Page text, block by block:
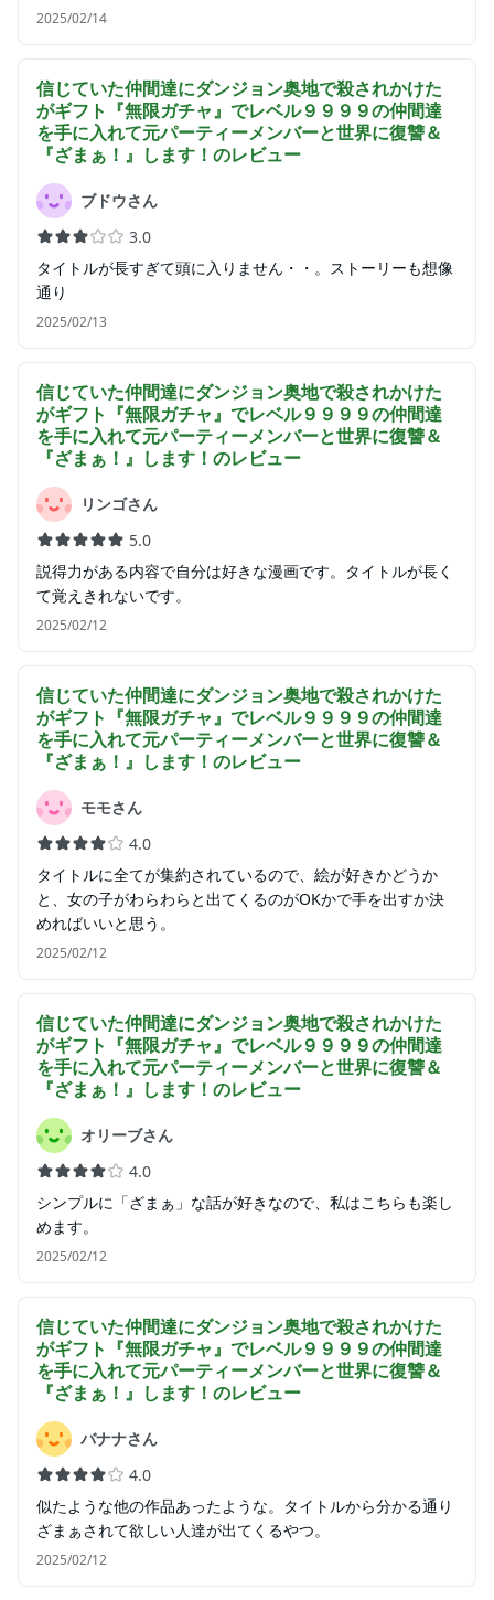
2025/02/14
信じていた仲間達にダンジョン奥地で殺されかけた
がギフト『無限ガチャ』でレベル９９９９の仲間達
を手に入れて元パーティーメンバーと世界に復讐＆
『ざまぁ！』します！ のレビュー
ブドウさん
3.0
タイトルが長すぎて頭に入りません・・。ストーリーも想像
通り
2025/02/13
信じていた仲間達にダンジョン奥地で殺されかけた
がギフト『無限ガチャ』でレベル９９９９の仲間達
を手に入れて元パーティーメンバーと世界に復讐＆
『ざまぁ！』します！ のレビュー
リンゴさん
5.0
説得力がある内容で自分は好きな漫画です。タイトルが長く
て覚えきれないです。
2025/02/12
信じていた仲間達にダンジョン奥地で殺されかけた
がギフト『無限ガチャ』でレベル９９９９の仲間達
を手に入れて元パーティーメンバーと世界に復讐＆
『ざまぁ！』します！ のレビュー
モモさん
4.0
タイトルに全てが集約されているので、絵が好きかどうか
と、女の子がわらわらと出てくるのがOKかで手を出すか決
めればいいと思う。
2025/02/12
信じていた仲間達にダンジョン奥地で殺されかけた
がギフト『無限ガチャ』でレベル９９９９の仲間達
を手に入れて元パーティーメンバーと世界に復讐＆
『ざまぁ！』します！ のレビュー
オリーブさん
4.0
シンプルに「ざまぁ」な話が好きなので、私はこちらも楽し
めます。
2025/02/12
信じていた仲間達にダンジョン奥地で殺されかけた
がギフト『無限ガチャ』でレベル９９９９の仲間達
を手に入れて元パーティーメンバーと世界に復讐＆
『ざまぁ！』します！ のレビュー
バナナさん
4.0
似たような他の作品あったような。タイトルから分かる通り
ざまぁされて欲しい人達が出てくるやつ。
2025/02/12